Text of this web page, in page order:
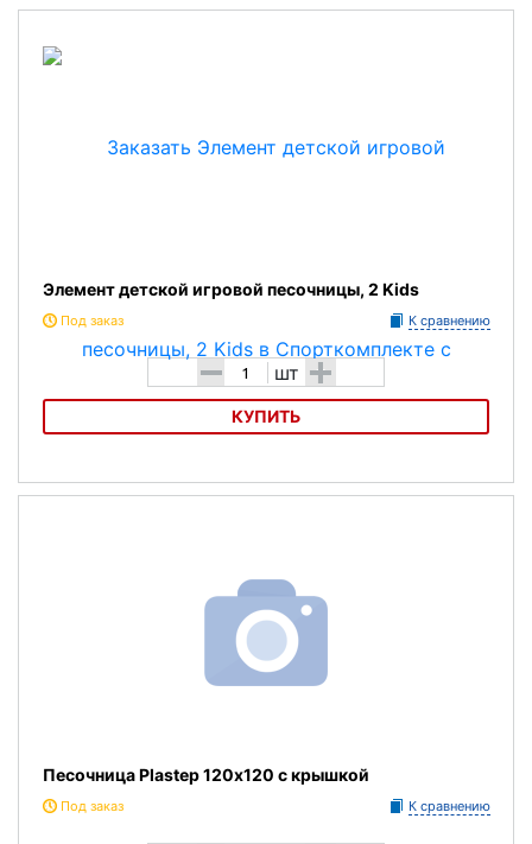
Песочница для игровой площадки 6 элементов, 2 Kids
Элемент детской игровой песочницы, 2 Kids
Под заказ К сравнению
- шт +
КУПИТЬ
Элемент детской игровой песочницы, 2 Kids
Песочница Plastep 120х120 с крышкой
Под заказ К сравнению